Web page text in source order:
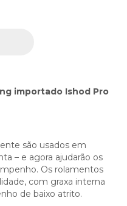
importado Ishod Pro
são usados em
– e agora ajudarão os
Os rolamentos
com graxa interna
de baixo atrito.